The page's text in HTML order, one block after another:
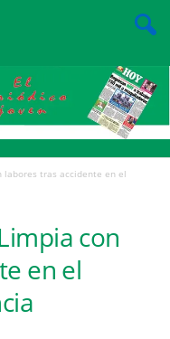
labores tras accidente en el
con
en el